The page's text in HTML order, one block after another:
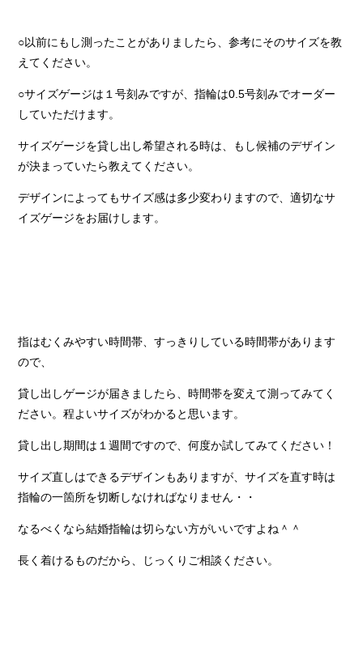
○以前にもし測ったことがありましたら、参考にそのサイズを教
えてください。
○サイズゲージは１号刻みですが、指輪は0.5号刻みでオーダー
していただけます。
サイズゲージを貸し出し希望される時は、もし候補のデザイン
が決まっていたら教えてください。
デザインによってもサイズ感は多少変わりますので、適切なサ
イズゲージをお届けします。
指はむくみやすい時間帯、すっきりしている時間帯があります
ので、
貸し出しゲージが届きましたら、時間帯を変えて測ってみてく
ださい。程よいサイズがわかると思います。
貸し出し期間は１週間ですので、何度か試してみてください！
サイズ直しはできるデザインもありますが、サイズを直す時は
指輪の一箇所を切断しなければなりません・・
なるべくなら結婚指輪は切らない方がいいですよね＾＾
長く着けるものだから、じっくりご相談ください。